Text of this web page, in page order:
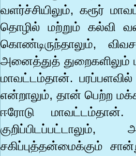
வளர்ச்சியிலும், கரூர்
தொழில் மற்றும் கல்வி
கொண்டிருந்தாலும்,
அனைத்துத் துறைகளிலும்
மாவட்டம்தான்.
என்றாலும், தான் பெற்ற
ஈரோடு
சகிப்புத்தன்மைக்கும்